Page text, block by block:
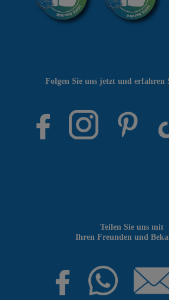
Teilen Sie uns mit
Ihren Freunden und
Folgen Sie uns jetzt und erfahren